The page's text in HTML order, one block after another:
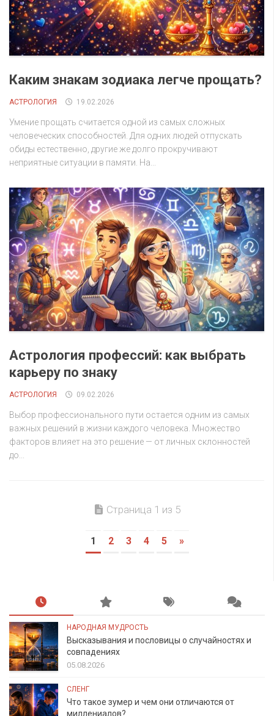
Каким знакам зодиака легче прощать?
АСТРОЛОГИЯ 19.02.2026
Умение прощать считается одной из самых сложных
человеческих способностей. Для одних людей отпускать
обиды естественно, другие же долго прокручивают
неприятные ситуации в памяти. На...
Астрология профессий: как выбрать
карьеру по знаку
АСТРОЛОГИЯ 09.02.2026
Выбор профессионального пути остается одним из самых
важных решений в жизни каждого человека. Множество
факторов влияет на это решение — от личных склонностей
до...
Страница 1 из 5
1 2 3 4 5 »
НАРОДНАЯ МУДРОСТЬ
Высказывания и пословицы о случайностях и
совпадениях
05.08.2026
СЛЕНГ
Что такое зумер и чем они отличаются от
миллениалов?